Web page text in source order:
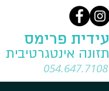
עידית פרימס
תזונה אינטגרטיבית
054.647.7108